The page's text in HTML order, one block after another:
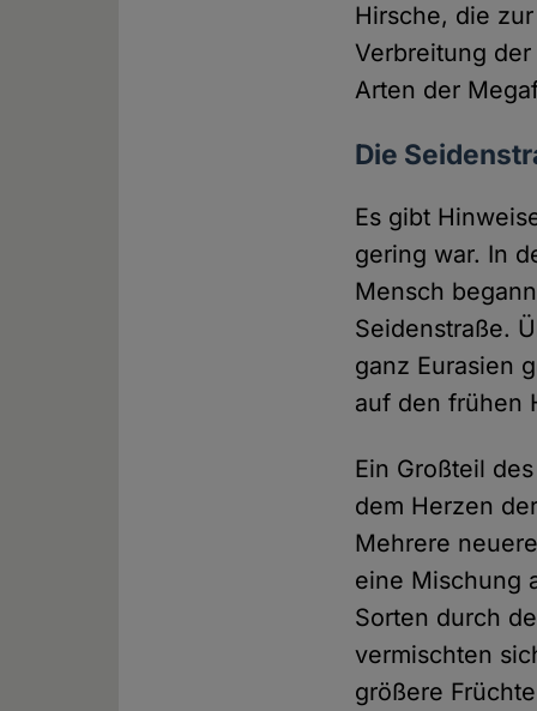
Hirsche, die
Verbreitung
Arten der
Die
Es gibt
gering war. In
Mensch
Seidenstraße.
ganz Eurasien
auf den frühen
Ein Großteil
dem Herzen
Mehrere
eine Mischung
Sorten durch
vermischten
größere